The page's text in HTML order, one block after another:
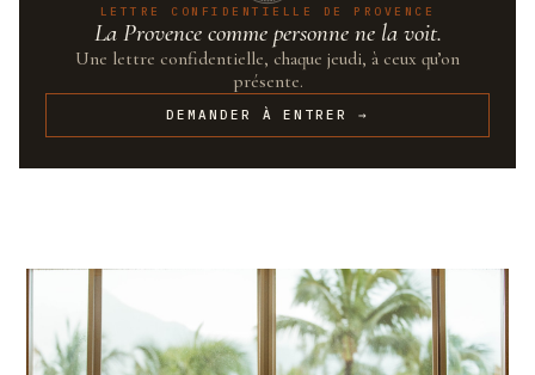
LETTRE CONFIDENTIELLE DE PROVENCE
La Provence comme personne ne la voit.
Une lettre confidentielle, chaque jeudi, à ceux qu’on
présente.
DEMANDER À ENTRER →